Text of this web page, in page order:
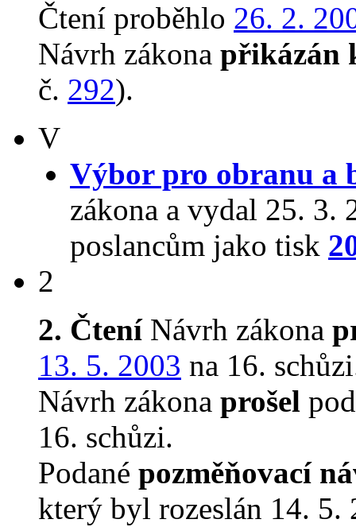
Čtení proběhlo 26. 2.
Návrh zákona přikázán
č. 292).
V
Výbor pro obranu a
zákona a vydal 25. 3.
poslancům jako tisk
2
2. ČteníNávrh zákona
13. 5. 2003 na 16.
Návrh zákona prošel
16. schůzi.
Podané pozměňovací
který byl rozeslán 14. 5.